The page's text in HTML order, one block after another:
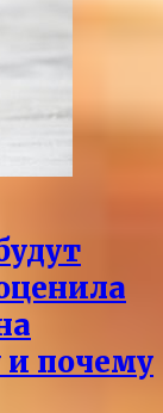
почему